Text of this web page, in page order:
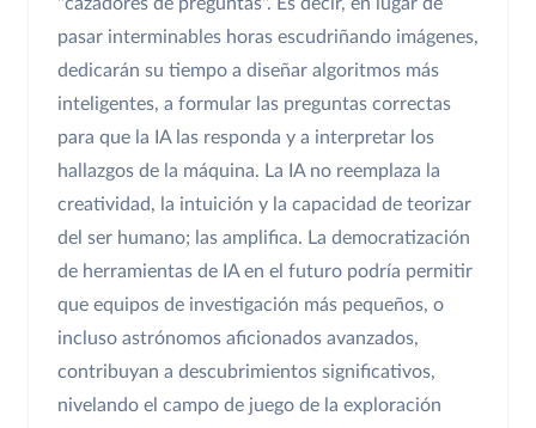
pasar interminables horas escudriñando imágenes,
dedicarán su tiempo a diseñar algoritmos más
inteligentes, a formular las preguntas correctas
para que la IA las responda y a interpretar los
hallazgos de la máquina. La IA no reemplaza la
creatividad, la intuición y la capacidad de teorizar
del ser humano; las amplifica. La democratización
de herramientas de IA en el futuro podría permitir
que equipos de investigación más pequeños, o
incluso astrónomos aficionados avanzados,
contribuyan a descubrimientos significativos,
nivelando el campo de juego de la exploración